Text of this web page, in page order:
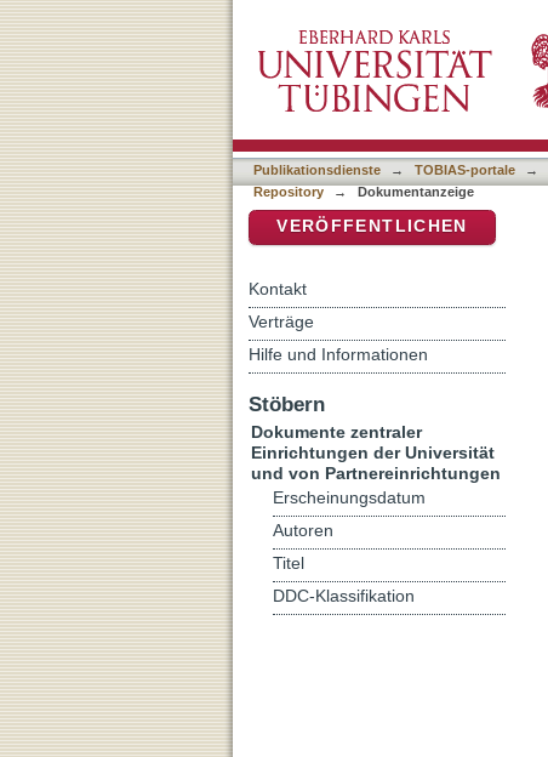
Publikationsdienste → TOBIAS-portale →
Repository
→ Dokumentanzeige
VERÖFFENTLICHEN
Kontakt
Verträge
Hilfe und Informationen
Stöbern
Dokumente zentraler
Einrichtungen der Universität
und von Partnereinrichtungen
Erscheinungsdatum
Autoren
Titel
DDC-Klassifikation